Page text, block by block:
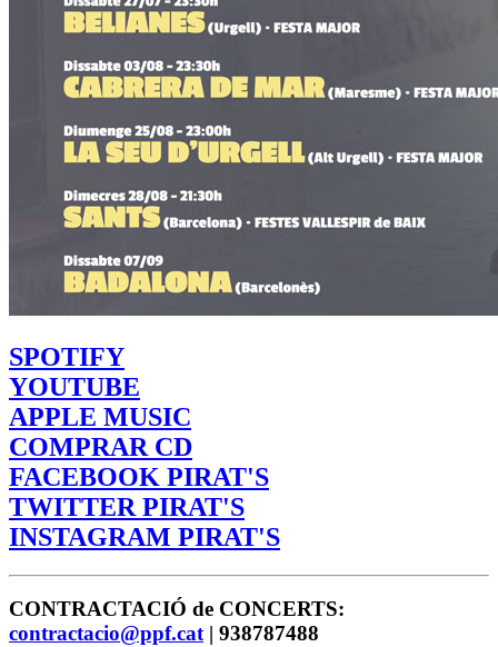
SPOTIFY
YOUTUBE
APPLE MUSIC
COMPRAR CD
FACEBOOK PIRAT'S
TWITTER PIRAT'S
INSTAGRAM PIRAT'S
CONTRACTACIÓ de CONCERTS:
contractacio@ppf.cat| 938787488